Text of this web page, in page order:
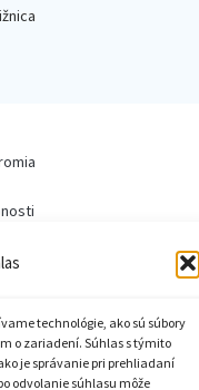
technológie, ako sú súbory
o zariadení. Súhlas s týmito
je správanie pri prehliadaní
odvolanie súhlasu môže